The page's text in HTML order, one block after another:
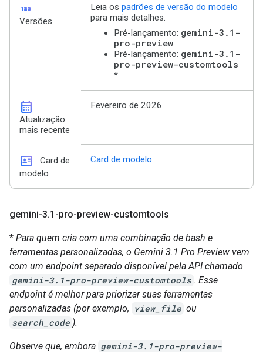
123
Versões
Leia os padrões de versão do modelo
para mais detalhes.
Pré-lançamento: gemini-3.1-
pro-preview
Pré-lançamento: gemini-3.1-
pro-preview-customtools
*
calendar_month
Atualização
mais recente
Fevereiro de 2026
id_card
Card de
modelo
Card de modelo
gemini-3.1-pro-preview-customtools
* Para quem cria com uma combinação de bash e
ferramentas personalizadas, o Gemini 3.1 Pro Preview vem
com um endpoint separado disponível pela API chamado
gemini-3.1-pro-preview-customtools . Esse
endpoint é melhor para priorizar suas ferramentas
personalizadas (por exemplo, view_file ou
search_code ).
Observe que, embora gemini-3.1-pro-preview-